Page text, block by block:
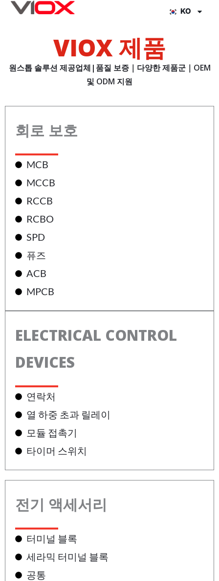
KO
VIOX 제품
원스톱 솔루션 제공업체|품질 보증｜다양한 제품군｜OEM
및 ODM 지원
회로 보호
MCB
MCCB
RCCB
RCBO
SPD
퓨즈
ACB
MPCB
ELECTRICAL CONTROL
DEVICES
연락처
열 하중 초과 릴레이
모듈 접촉기
타이머 스위치
전기 액세서리
터미널 블록
세라믹 터미널 블록
공통